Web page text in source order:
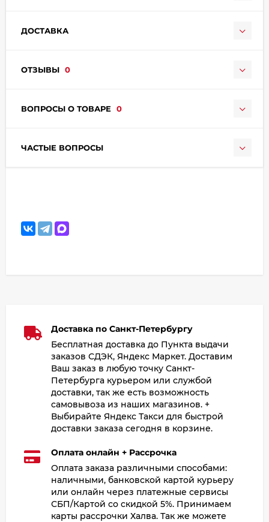
ДОСТАВКА
ОТЗЫВЫ 0
ВОПРОСЫ О ТОВАРЕ 0
ЧАСТЫЕ ВОПРОСЫ
Доставка по Санкт-Петербургу
Бесплатная доставка до Пункта выдачи
заказов СДЭК, Яндекс Маркет. Доставим
Ваш заказ в любую точку Санкт-
Петербурга курьером или службой
доставки, так же есть возможность
самовывоза из наших магазинов. +
Выбирайте Яндекс Такси для быстрой
доставки заказа сегодня в корзине.
Оплата онлайн + Рассрочка
Оплата заказа различными способами:
наличными, банковской картой курьеру
или онлайн через платежные сервисы
СБП/Картой со скидкой 5%. Принимаем
карты рассрочки Халва. Так же можете